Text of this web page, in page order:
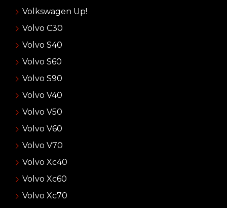
Volkswagen Up!
Volvo C30
Volvo S40
Volvo S60
Volvo S90
Volvo V40
Volvo V50
Volvo V60
Volvo V70
Volvo Xc40
Volvo Xc60
Volvo Xc70